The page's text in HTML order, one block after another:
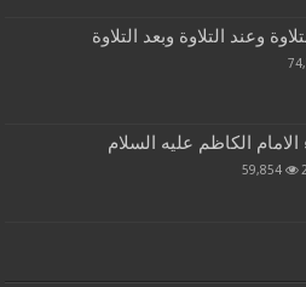
وعند التلاوة وبعد التلاوة
الكاظم عليه السلام
59,854